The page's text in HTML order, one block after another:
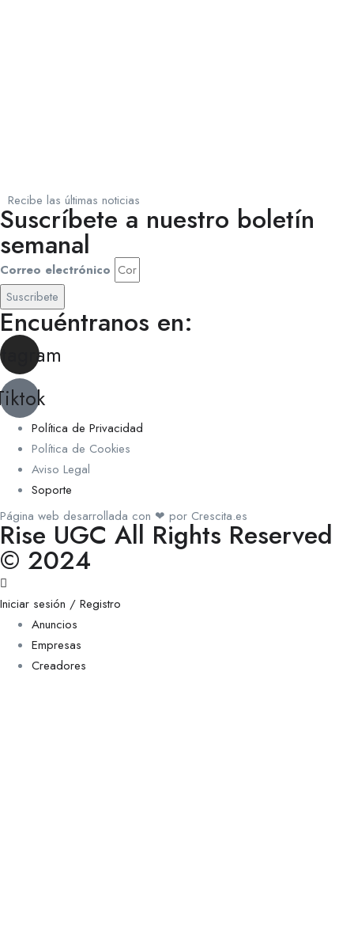
Recibe las últimas noticias
Suscríbete a nuestro boletín
semanal
Correo electrónico
Suscribete
Encuéntranos en:
Política de Privacidad
Política de Cookies
Aviso Legal
Soporte
Página web desarrollada con ❤ por Crescita.es
Rise UGC All Rights Reserved
© 2024
Iniciar sesión / Registro
Anuncios
Empresas
Creadores